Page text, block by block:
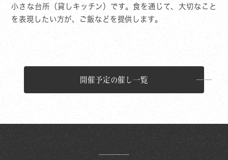
小さな台所（貸しキッチン）です。食を通じて、大切なこと
を表現したい方が、ご飯などを提供します。
開催予定の催し一覧